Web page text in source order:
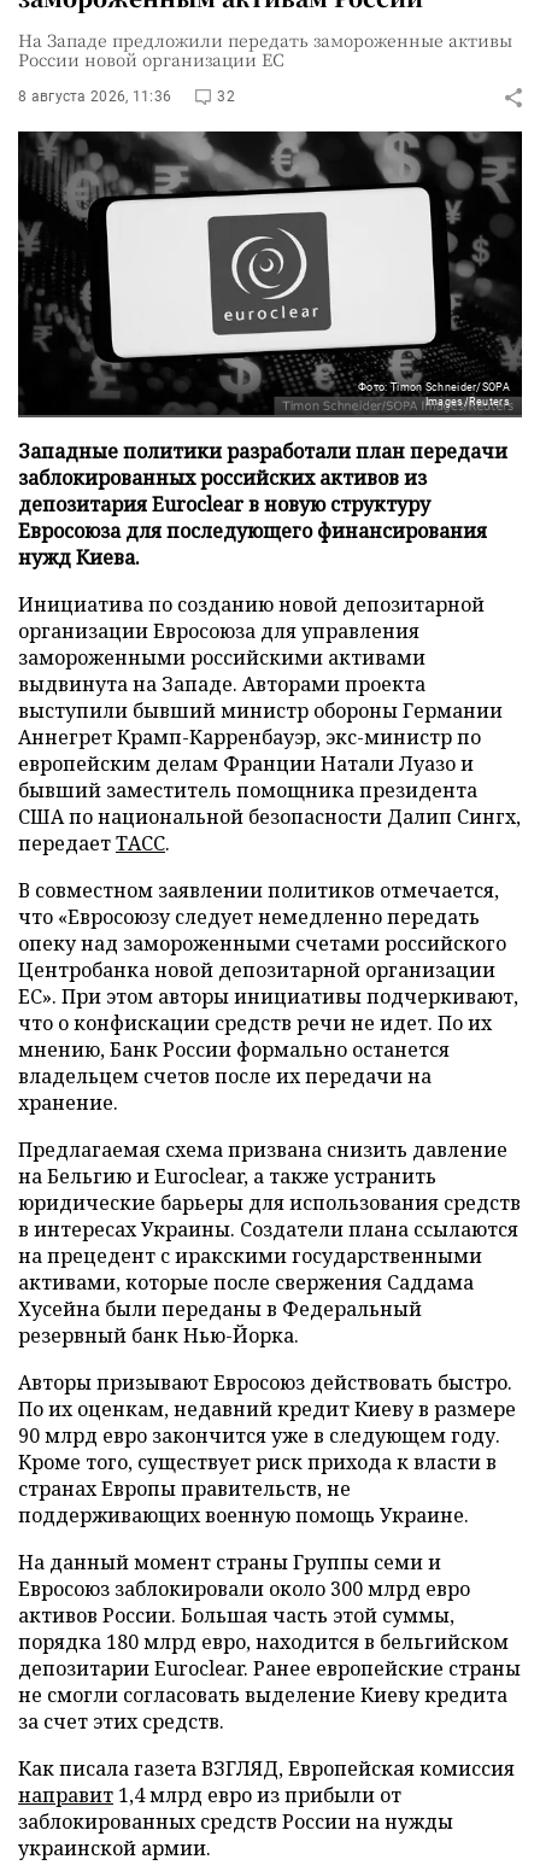
На Западе предложили передать замороженные активы
России новой организации ЕС
8 августа 2026, 11:36 32
Фото: Timon Schneider/SOPA
Images/Reuters
Западные политики разработали план передачи
заблокированных российских активов из
депозитария Euroclear в новую структуру
Евросоюза для последующего финансирования
нужд Киева.
Инициатива по созданию новой депозитарной
организации Евросоюза для управления
замороженными российскими активами
выдвинута на Западе. Авторами проекта
выступили бывший министр обороны Германии
Аннегрет Крамп-Карренбауэр, экс-министр по
европейским делам Франции Натали Луазо и
бывший заместитель помощника президента
США по национальной безопасности Далип Сингх,
передаетТАСС.
В совместном заявлении политиков отмечается,
что «Евросоюзу следует немедленно передать
опеку над замороженными счетами российского
Центробанка новой депозитарной организации
ЕС». При этом авторы инициативы подчеркивают,
что о конфискации средств речи не идет. По их
мнению, Банк России формально останется
владельцем счетов после их передачи на
хранение.
Предлагаемая схема призвана снизить давление
на Бельгию и Euroclear, а также устранить
юридические барьеры для использования средств
в интересах Украины. Создатели плана ссылаются
на прецедент с иракскими государственными
активами, которые после свержения Саддама
Хусейна были переданы в Федеральный
резервный банк Нью-Йорка.
Авторы призывают Евросоюз действовать быстро.
По их оценкам, недавний кредит Киеву в размере
90 млрд евро закончится уже в следующем году.
Кроме того, существует риск прихода к власти в
странах Европы правительств, не
поддерживающих военную помощь Украине.
На данный момент страны Группы семи и
Евросоюз заблокировали около 300 млрд евро
активов России. Большая часть этой суммы,
порядка 180 млрд евро, находится в бельгийском
депозитарии Euroclear. Ранее европейские страны
не смогли согласовать выделение Киеву кредита
за счет этих средств.
Как писала газета ВЗГЛЯД, Европейская комиссия
направит 1,4 млрд евро из прибыли от
заблокированных средств России на нужды
украинской армии.